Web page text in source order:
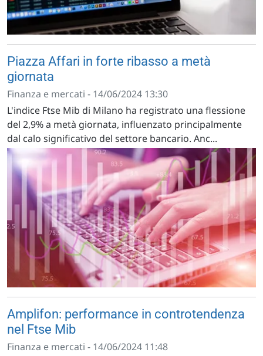
Piazza Affari in forte ribasso a metà
giornata
Finanza e mercati - 14/06/2024 13:30
L'indice Ftse Mib di Milano ha registrato una flessione
del 2,9% a metà giornata, influenzato principalmente
dal calo significativo del settore bancario. Anc...
Amplifon: performance in controtendenza
nel Ftse Mib
Finanza e mercati - 14/06/2024 11:48